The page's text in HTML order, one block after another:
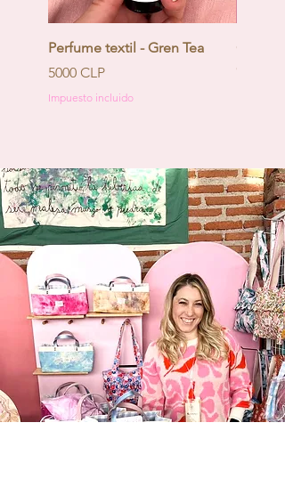
Perfume textil - Gren Tea
Precio
5000 CLP
Impuesto incluido